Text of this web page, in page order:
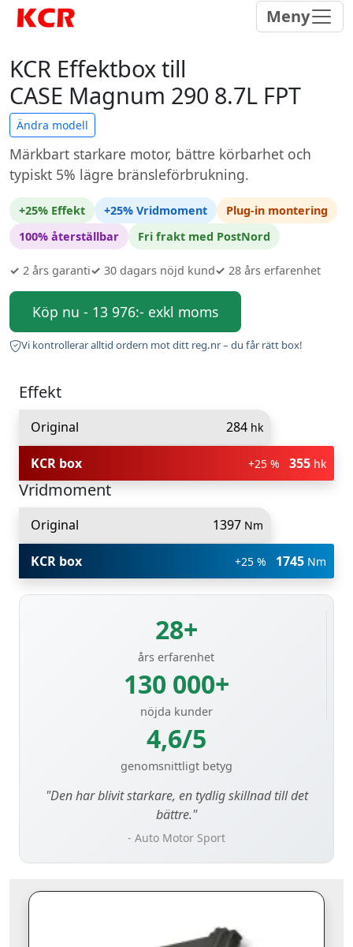
Meny
KCR Effektbox till
CASE Magnum 290 8.7L FPT
Ändra modell
Märkbart starkare motor, bättre körbarhet och
typiskt 5% lägre bränsleförbrukning.
+25% Effekt +25% Vridmoment
Plug-in montering
100% återställbar
Fri frakt med PostNord
✓ 2 års garanti✓ 30 dagars nöjd kund✓ 28 års erfarenhet
Köp nu - 13 976:- exkl moms
Vi kontrollerar alltid ordern mot ditt reg.nr – du får rätt box!
Effekt
Original 284 hk
KCR box +25 % 355 hk
Vridmoment
Original 1397 Nm
KCR box +25 % 1745 Nm
28+
års erfarenhet
130 000+
nöjda kunder
4,6/5
genomsnittligt betyg
"Den har blivit starkare, en tydlig skillnad till det
bättre."
- Auto Motor Sport